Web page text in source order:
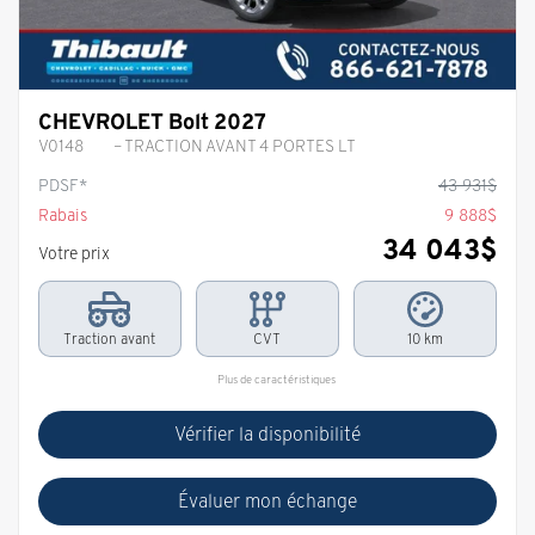
CHEVROLET Bolt 2027
V0148
– TRACTION AVANT 4 PORTES LT
PDSF*
43 931$
Rabais
9 888$
Votre prix
34 043$
Traction avant CVT 10 km
Plus de caractéristiques
Vérifier la disponibilité
Évaluer mon échange